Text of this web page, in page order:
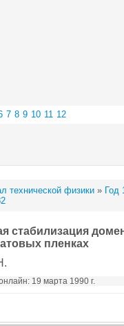
7 8 9 10 11 12
технической физики » Год
стабилизация
пленках
19 марта 1990 г.